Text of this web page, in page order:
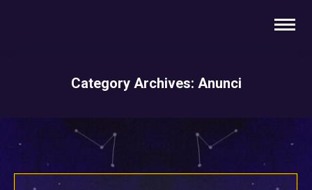
Category Archives: Anunci